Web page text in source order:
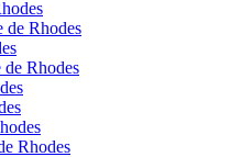
de Rhodes
Rhodes
Rhodes